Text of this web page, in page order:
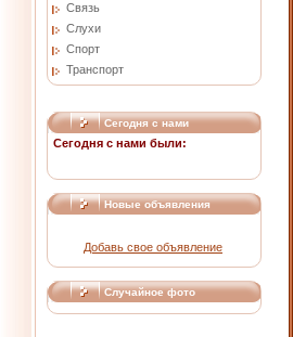
Связь
Слухи
Спорт
Транспорт
Сегодня с нами
Сегодня с нами были:
Новые объявления
Добавь свое объявление
Случайное фото